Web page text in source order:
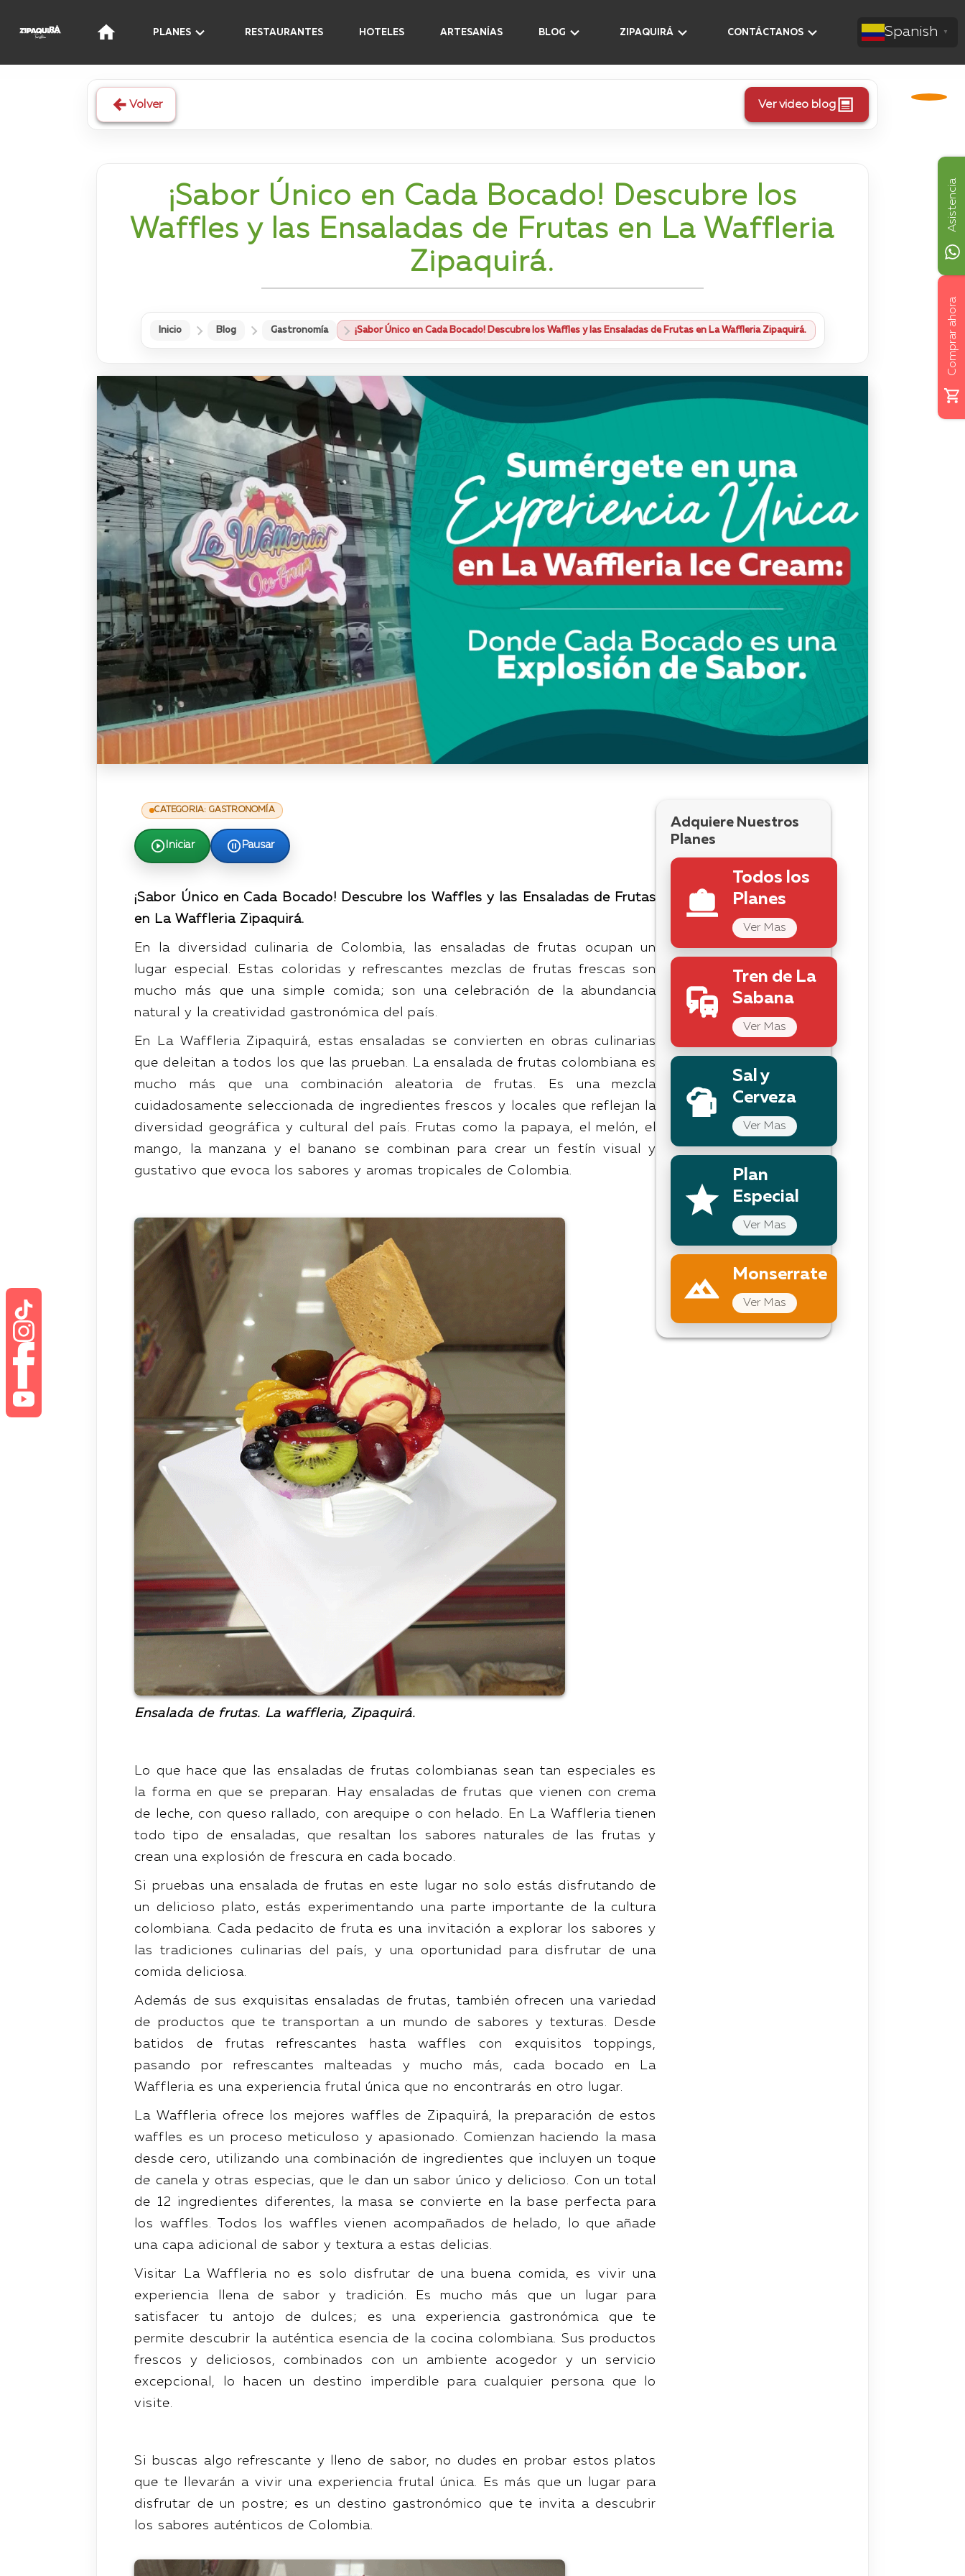
PLANES RESTAURANTES HOTELES ARTESANÍAS BLOG ZIPAQUIRÁ CONTÁCTANOS Spanish ▼
Volver Ver video blog
¡Sabor Único en Cada Bocado! Descubre los
Waffles y las Ensaladas de Frutas en La Waffleria
Zipaquirá.
Inicio Blog Gastronomía ¡Sabor Único en Cada Bocado! Descubre los Waffles y las Ensaladas de Frutas en La Waffleria Zipaquirá.
CATEGORIA: GASTRONOMÍA
Iniciar Pausar
¡Sabor Único en Cada Bocado! Descubre los Waffles y las Ensaladas de Frutas
en La Waffleria Zipaquirá.
En la diversidad culinaria de Colombia, las ensaladas de frutas ocupan un
lugar especial. Estas coloridas y refrescantes mezclas de frutas frescas son
mucho más que una simple comida; son una celebración de la abundancia
natural y la creatividad gastronómica del país.
En La Waffleria Zipaquirá, estas ensaladas se convierten en obras culinarias
que deleitan a todos los que las prueban. La ensalada de frutas colombiana es
mucho más que una combinación aleatoria de frutas. Es una mezcla
cuidadosamente seleccionada de ingredientes frescos y locales que reflejan la
diversidad geográfica y cultural del país. Frutas como la papaya, el melón, el
mango, la manzana y el banano se combinan para crear un festín visual y
gustativo que evoca los sabores y aromas tropicales de Colombia.
Ensalada de frutas. La waffleria, Zipaquirá.
Lo que hace que las ensaladas de frutas colombianas sean tan especiales es
la forma en que se preparan. Hay ensaladas de frutas que vienen con crema
de leche, con queso rallado, con arequipe o con helado. En La Waffleria tienen
todo tipo de ensaladas, que resaltan los sabores naturales de las frutas y
crean una explosión de frescura en cada bocado.
Si pruebas una ensalada de frutas en este lugar no solo estás disfrutando de
un delicioso plato, estás experimentando una parte importante de la cultura
colombiana. Cada pedacito de fruta es una invitación a explorar los sabores y
las tradiciones culinarias del país, y una oportunidad para disfrutar de una
comida deliciosa.
Además de sus exquisitas ensaladas de frutas, también ofrecen una variedad
de productos que te transportan a un mundo de sabores y texturas. Desde
batidos de frutas refrescantes hasta waffles con exquisitos toppings,
pasando por refrescantes malteadas y mucho más, cada bocado en La
Waffleria es una experiencia frutal única que no encontrarás en otro lugar.
La Waffleria ofrece los mejores waffles de Zipaquirá, la preparación de estos
waffles es un proceso meticuloso y apasionado. Comienzan haciendo la masa
desde cero, utilizando una combinación de ingredientes que incluyen un toque
de canela y otras especias, que le dan un sabor único y delicioso. Con un total
de 12 ingredientes diferentes, la masa se convierte en la base perfecta para
los waffles. Todos los waffles vienen acompañados de helado, lo que añade
una capa adicional de sabor y textura a estas delicias.
Visitar La Waffleria no es solo disfrutar de una buena comida, es vivir una
experiencia llena de sabor y tradición. Es mucho más que un lugar para
satisfacer tu antojo de dulces; es una experiencia gastronómica que te
permite descubrir la auténtica esencia de la cocina colombiana. Sus productos
frescos y deliciosos, combinados con un ambiente acogedor y un servicio
excepcional, lo hacen un destino imperdible para cualquier persona que lo
visite.
Si buscas algo refrescante y lleno de sabor, no dudes en probar estos platos
que te llevarán a vivir una experiencia frutal única. Es más que un lugar para
disfrutar de un postre; es un destino gastronómico que te invita a descubrir
los sabores auténticos de Colombia.
Adquiere Nuestros
Planes
Todos los
Planes
Ver Mas
Tren de La
Sabana
Ver Mas
Sal y
Cerveza
Ver Mas
Plan
Especial
Ver Mas
Monserrate
Ver Mas
Comprar ahora
Asistencia